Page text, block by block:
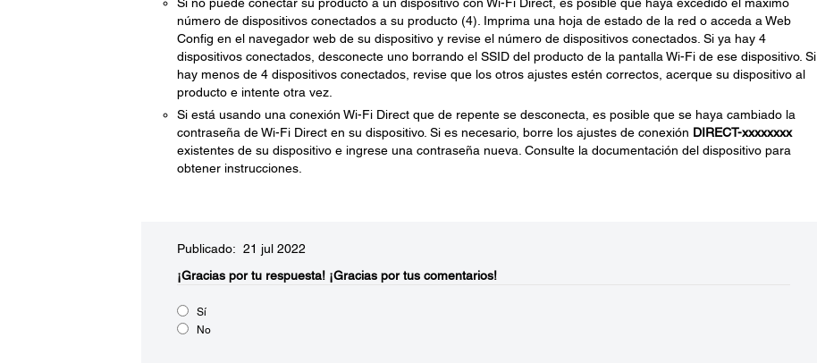
número de dispositivos conectados a su producto (4). Imprima una hoja de estado de la red o acceda a Web
Config en el navegador web de su dispositivo y revise el número de dispositivos conectados. Si ya hay 4
dispositivos conectados, desconecte uno borrando el SSID del producto de la pantalla Wi-Fi de ese dispositivo. Si
hay menos de 4 dispositivos conectados, revise que los otros ajustes estén correctos, acerque su dispositivo al
producto e intente otra vez.
Si está usando una conexión Wi-Fi Direct que de repente se desconecta, es posible que se haya cambiado la
contraseña de Wi-Fi Direct en su dispositivo. Si es necesario, borre los ajustes de conexión DIRECT-xxxxxxxx
existentes de su dispositivo e ingrese una contraseña nueva. Consulte la documentación del dispositivo para
obtener instrucciones.
Publicado: 21 jul 2022
¡Gracias por tu respuesta! ¡Gracias por tus comentarios!
Sí
No